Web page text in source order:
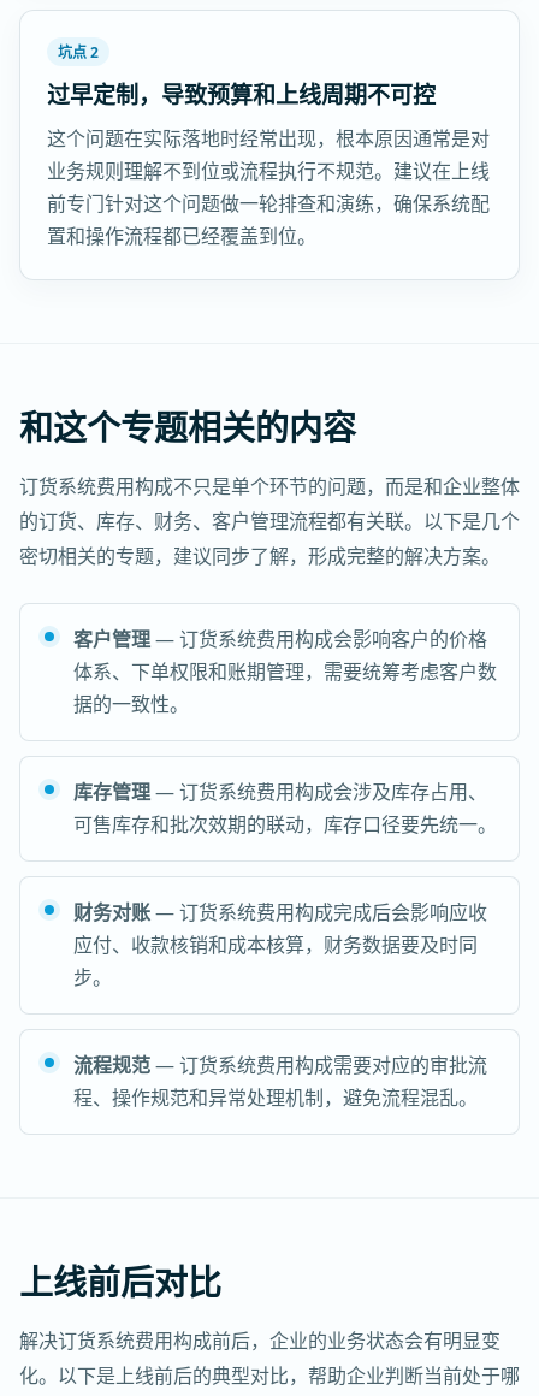
坑点 2
过早定制，导致预算和上线周期不可控
这个问题在实际落地时经常出现，根本原因通常是对
业务规则理解不到位或流程执行不规范。建议在上线
前专门针对这个问题做一轮排查和演练，确保系统配
置和操作流程都已经覆盖到位。
和这个专题相关的内容
订货系统费用构成不只是单个环节的问题，而是和企业整体
的订货、库存、财务、客户管理流程都有关联。以下是几个
密切相关的专题，建议同步了解，形成完整的解决方案。
客户管理— 订货系统费用构成会影响客户的价格
体系、下单权限和账期管理，需要统筹考虑客户数
据的一致性。
库存管理— 订货系统费用构成会涉及库存占用、
可售库存和批次效期的联动，库存口径要先统一。
财务对账— 订货系统费用构成完成后会影响应收
应付、收款核销和成本核算，财务数据要及时同
步。
流程规范— 订货系统费用构成需要对应的审批流
程、操作规范和异常处理机制，避免流程混乱。
上线前后对比
解决订货系统费用构成前后，企业的业务状态会有明显变
化。以下是上线前后的典型对比，帮助企业判断当前处于哪